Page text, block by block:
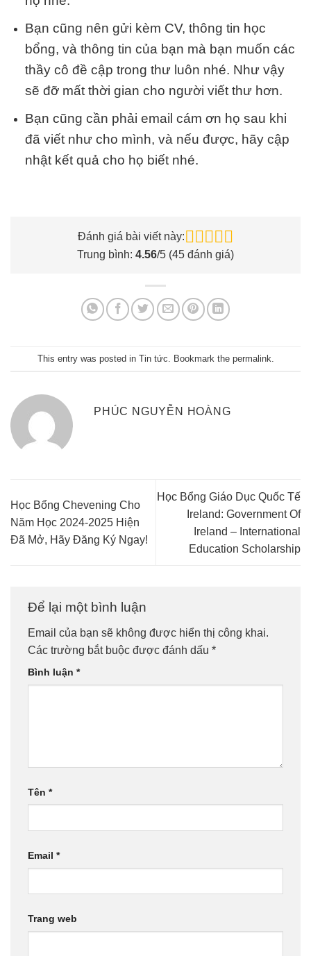
Bạn cũng nên gửi kèm CV, thông tin học
bổng, và thông tin của bạn mà bạn muốn các
thầy cô đề cập trong thư luôn nhé. Như vậy
sẽ đỡ mất thời gian cho người viết thư hơn.
Bạn cũng cần phải email cám ơn họ sau khi
đã viết như cho mình, và nếu được, hãy cập
nhật kết quả cho họ biết nhé.
Đánh giá bài viết này:
Trung bình: 4.56/5 (45 đánh giá)
This entry was posted in Tin tức . Bookmark the permalink
PHÚC NGUYỄN HOÀNG
Học Bổng Chevening Cho
Năm Học 2024-2025 Hiện
Đã Mở, Hãy Đăng Ký Ngay!
Học Bổng Giáo Dục Quốc Tế
Ireland: Government Of
Ireland – International
Education Scholarship
Để lại một bình luận
Email của bạn sẽ không được hiển thị công khai.
Các trường bắt buộc được đánh dấu *
Bình luận *
Tên *
Email *
Trang web